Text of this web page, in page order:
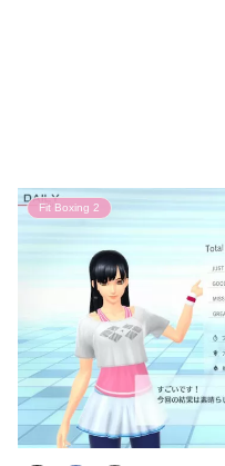
Fit Boxing 2